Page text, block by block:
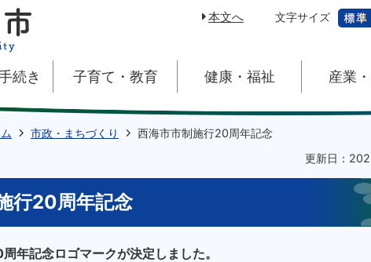
本文へ 文字サイズ
続き 子育て・教育 健康・福祉 産業
市政・まちづくり
西海市市制施行20周年記念
更新日：
行20周年記念
年記念ロゴマークが決定しました。